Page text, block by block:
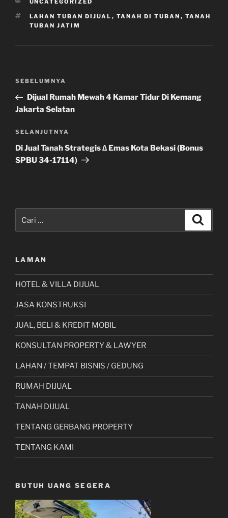
UNCATEGORIZED
TAG
LAHAN TUBAN DIJUAL , TANAH DI TUBAN , TANAH
TUBAN JATIM
Navigasi
Pos
Sebelumnya
SEBELUMNYA
Dijual Rumah Mewah 4 Kamar Tidur Di Kemang
Jakarta Selatan
Pos
Selanjutnya
SELANJUTNYA
Di Jual Tanah Strategis ∆ Emas Kota Bekasi (Bonus
SPBU 34-17114)
untuk:
LAMAN
HOTEL & VILLA DIJUAL
JASA KONSTRUKSI
JUAL, BELI & KREDIT MOBIL
KONSULTAN PROPERTY & LAWYER
LAHAN / TEMPAT BISNIS / GEDUNG
RUMAH DIJUAL
TANAH DIJUAL
TENTANG GERBANG PROPERTY
TENTANG KAMI
BUTUH UANG SEGERA